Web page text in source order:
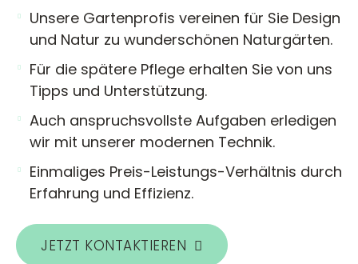
Unsere Gartenprofis vereinen für Sie Design
und Natur zu wunderschönen Naturgärten.
Für die spätere Pflege erhalten Sie von uns
Tipps und Unterstützung.
Auch anspruchsvollste Aufgaben erledigen
wir mit unserer modernen Technik.
Einmaliges Preis-Leistungs-Verhältnis durch
Erfahrung und Effizienz.
JETZT KONTAKTIEREN